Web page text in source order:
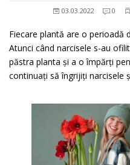
03.03.2022 0
Fiecare plantă are o perioadă
Atunci când narcisele s-au
păstra planta și a o împărți
continuați să îngrijiți narcisele